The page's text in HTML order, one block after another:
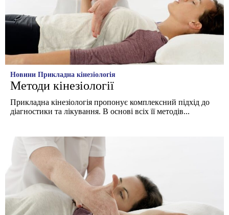
Новини Прикладна кінезіологія
Методи кінезіології
Прикладна кінезіологія пропонує комплексний підхід до
діагностики та лікування. В основі всіх її методів...